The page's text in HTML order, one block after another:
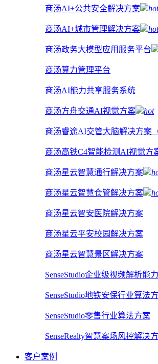
商汤AI+公共安全解决方案 hot
商汤AI+城市管理解决方案 hot
商汤政务大模型应用服务平台
商汤算力管理平台
商汤AI能力共享服务系统
商汤方舟交通AI视觉方案 hot
商汤睿途AI交管大脑解决方案
商汤高铁C4智能检测AI视觉方
商汤星云智慧通行解决方案
商汤星云智慧仓管解决方案
商汤星云智安医院解决方案
商汤星云平安校园解决方案
商汤星云智慧景区解决方案
SenseStudio企业级视频解析能
SenseStudio地铁安保行业算法
SenseStudio零售行业算法方案
SenseRealty智慧案场风控解决
客户案例